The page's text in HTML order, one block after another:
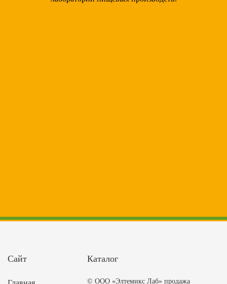
Сайт Каталог
© ООО «Элтемикс Лаб» продажа